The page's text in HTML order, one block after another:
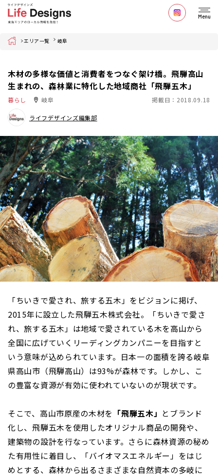
Menu
Home エリア一覧 岐阜
木材の多様な価値と消費者をつなぐ架け橋。飛騨高山
生まれの、森林業に特化した地域商社「飛騨五木」
暮らし 岐阜 掲載日：2018.09.18
ライフデザインズ編集部
「ちいきで愛され、旅する五木」をビジョンに掲げ、
2015年に設立した飛騨五木株式会社。「ちいきで愛さ
れ、旅する五木」は地域で愛されている木を高山から
全国に広げていくリーディングカンパニーを目指すと
いう意味が込められています。日本一の面積を誇る岐阜
県高山市（飛騨高山）は93%が森林です。しかし、こ
の豊富な資源が有効に使われていないのが現状です。
そこで、高山市原産の木材を 「飛騨五木」 とブランド
化し、飛騨五木を使用したオリジナル商品の開発や、
建築物の設計を行なっています。さらに森林資源の秘め
た有用性に着目し、「バイオマスエネルギー」をはじ
めとする、森林から出るさまざまな自然資本の多岐に